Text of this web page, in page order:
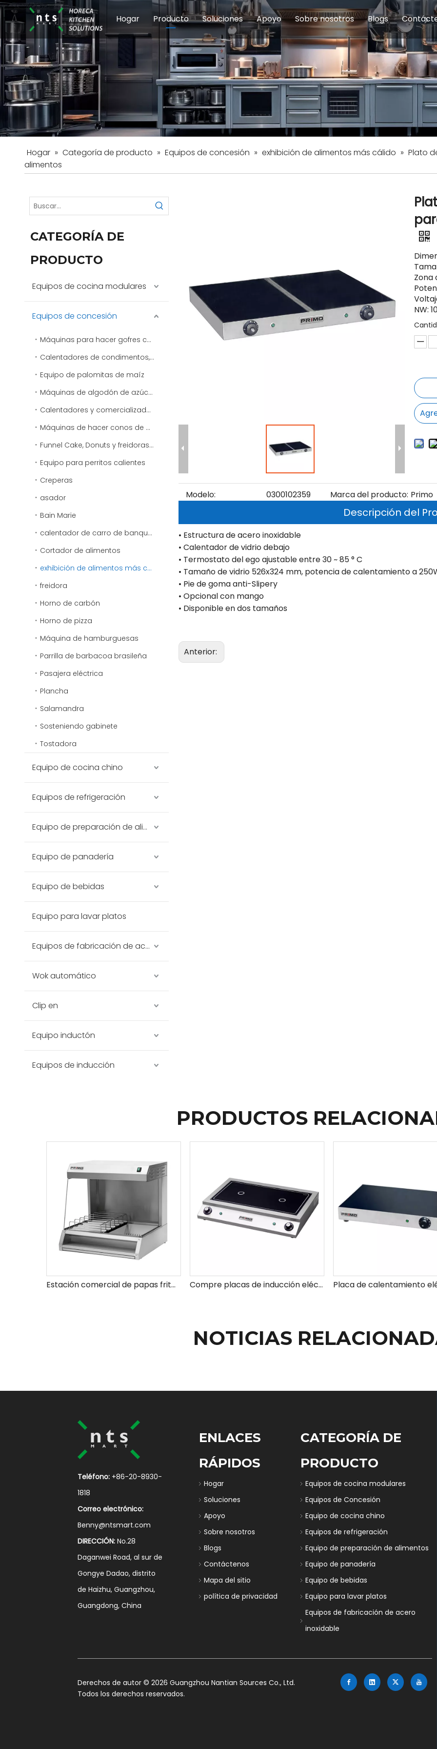
Hogar Producto
Equipos de cocina modulares Equipos de Concesión Equipo
Equipo de preparación de alimentosEquipo de panadería Equipo
Soluciones
Escuelas y educación Comedor del personal
Hoteles Restaurante y comida
Apoyo
Servicio Preguntas
Sobre nosotros
Introducción de la empresa
Blogs
Hogar » Categoría de producto » Equipos de concesión » exhibición de alimentos más cálido » Plato
alimentos
CATEGORÍA DE
PRODUCTO
Equipos de cocina modulares
Equipos de concesión
Máquinas para hacer gofres comerciales
Calentadores de condimentos, aderezos y salsas
Equipo de palomitas de maíz
Máquinas de algodón de azúcar
Calentadores y comercializadores de virutas
Máquinas de hacer conos de nieve y máquinas de afeitar de hielo comerciales
Funnel Cake, Donuts y freidoras especiales
Equipo para perritos calientes
Creperas
asador
Bain Marie
calentador de carro de banquete
Cortador de alimentos
exhibición de alimentos más cálido
freidora
Horno de carbón
Horno de pizza
Máquina de hamburguesas
Parrilla de barbacoa brasileña
Pasajera eléctrica
Plancha
Salamandra
Sosteniendo gabinete
Tostadora
Equipo de cocina chino
Equipos de refrigeración
Equipo de preparación de alimentos
Equipo de panadería
Equipo de bebidas
Equipo para lavar platos
Equipos de fabricación de acero inoxidable
Wok automático
Clip en
Equipo inductón
Equipos de inducción
Zona
NW:
Modelo: 0300102359 Marca del producto: Primo
Descripción del
• Estructura de acero inoxidable
• Calentador de vidrio debajo
• Termostato del ego ajustable entre 30 ~ 85 ° C
• Tamaño de vidrio 526x324 mm, potencia de calentamiento a
• Pie de goma anti-Slipery
• Opcional con mango
• Disponible en dos tamaños
Anterior:
PRODUCTOS
Estación comercial de papas fritas French Fry calentando y sosteniendo la estación para restaurantes Compre placas de inducción eléctrica portátiles para la venta ideal para cocinas pequeñas y cocción fácil
NOTICIAS
Teléfono: +86-20-8930-
1818
Correo electrónico:
Benny@ntsmart.com
DIRECCIÓN: No.28
Daganwei Road, al sur de
Gongye Dadao, distrito
de Haizhu, Guangzhou,
Guangdong, China
ENLACES
RÁPIDOS
Hogar
Soluciones
Apoyo
Sobre nosotros
Blogs
Contáctenos
Mapa del sitio
política de privacidad
CATEGORÍA DE
PRODUCTO
Equipos de cocina modulares
Equipos de Concesión
Equipo de cocina chino
Equipos de refrigeración
Equipo de preparación de alimentos
Equipo de panadería
Equipo de bebidas
Equipo para lavar platos
Equipos de fabricación de acero
inoxidable
​Derechos de autor ©2026 Guangzhou Nantian Sources Co., Ltd.
Todos los derechos reservados.